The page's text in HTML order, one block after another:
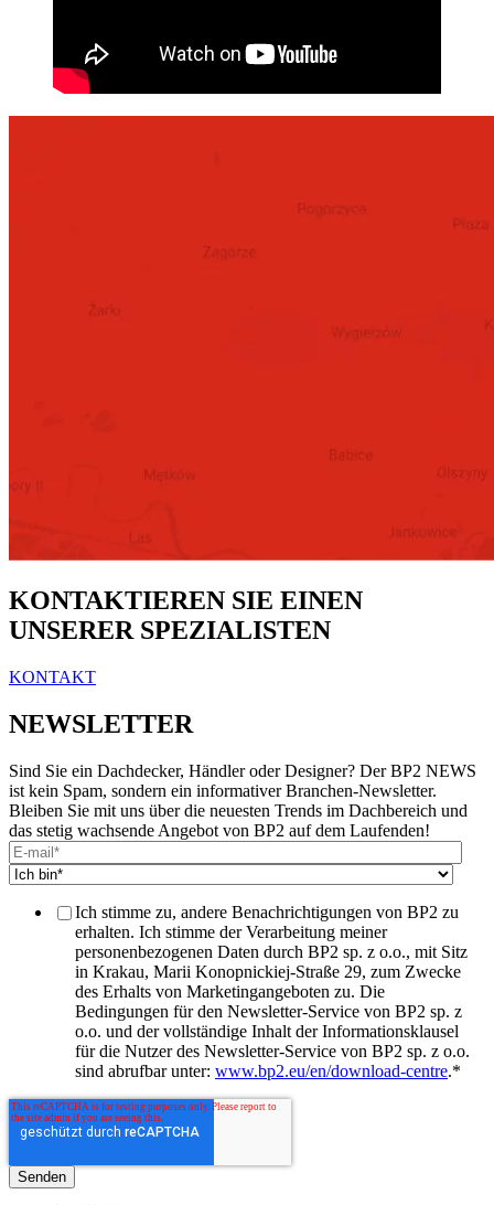
KONTAKTIEREN SIE EINEN
UNSERER SPEZIALISTEN
KONTAKT
NEWSLETTER
Sind Sie ein Dachdecker, Händler oder Designer? Der BP2 NEWS
ist kein Spam, sondern ein informativer Branchen-Newsletter.
Bleiben Sie mit uns über die neuesten Trends im Dachbereich und
das stetig wachsende Angebot von BP2 auf dem Laufenden!
Ich stimme zu, andere Benachrichtigungen von BP2 zu
erhalten. Ich stimme der Verarbeitung meiner
personenbezogenen Daten durch BP2 sp. z o.o., mit Sitz
in Krakau, Marii Konopnickiej-Straße 29, zum Zwecke
des Erhalts von Marketingangeboten zu. Die
Bedingungen für den Newsletter-Service von BP2 sp. z
o.o. und der vollständige Inhalt der Informationsklausel
für die Nutzer des Newsletter-Service von BP2 sp. z o.o.
sind abrufbar unter: www.bp2.eu/en/download-centre.*